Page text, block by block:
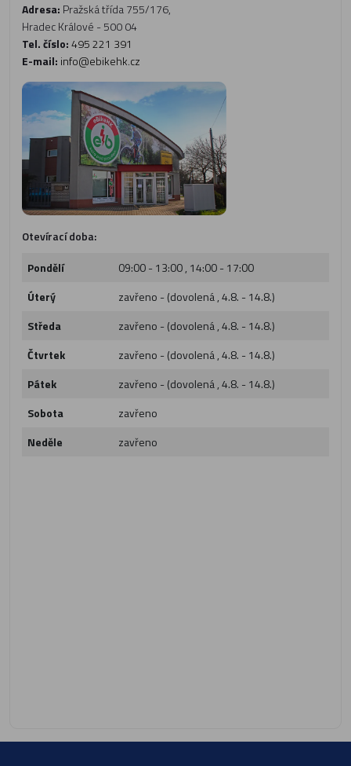
Adresa: Pražská třída 755/176,
Hradec Králové - 500 04
Tel. číslo:495 221 391
E-mail: info@ebikehk.cz
Otevírací doba:
Pondělí
09:00 - 13:00 , 14:00 - 17:00
Úterý
zavřeno - (dovolená , 4.8. - 14.8.)
Středa
zavřeno - (dovolená , 4.8. - 14.8.)
Čtvrtek
zavřeno - (dovolená , 4.8. - 14.8.)
Pátek
zavřeno - (dovolená , 4.8. - 14.8.)
Sobota
zavřeno
Neděle
zavřeno